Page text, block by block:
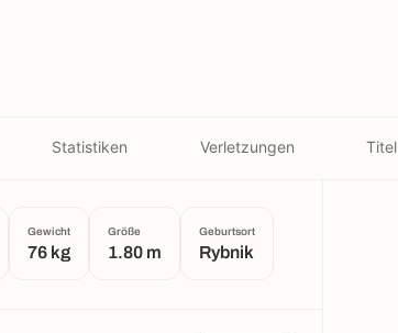
Statistiken Verletzungen Titel
Gewicht
76 kg
Größe
1.80 m
Geburtsort
Rybnik